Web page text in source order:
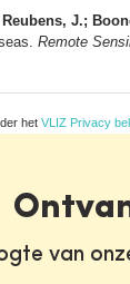
J.;
Remote
het VLIZ Privacy
van